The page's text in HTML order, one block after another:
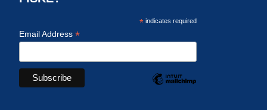
*indicates required
Email Address *